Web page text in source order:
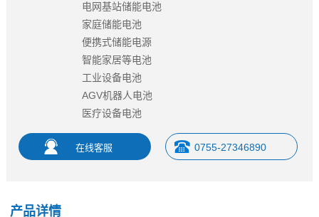
电网基站储能电池
家庭储能电池
便携式储能电源
智能家居等电池
工业设备电池
AGV机器人电池
医疗设备电池
0755-27346890
产品详情